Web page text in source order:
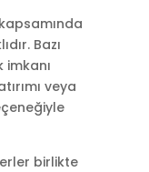
Bazı
veya
birlikte